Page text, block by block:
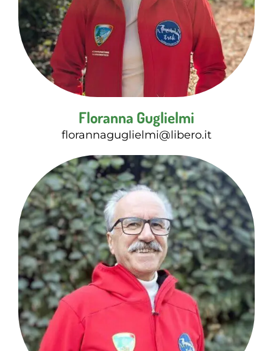
Floranna Guglielmi
florannaguglielmi@libero.it